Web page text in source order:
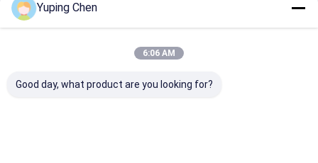
Nuestras Categorías
Yuping Chen
6:06 AM
Good day, what product are you looking for?